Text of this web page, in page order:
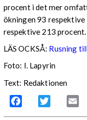
procent i det mer
ökningen 93
respektive 213 procent.
LÄS OCKSÅ: Rusning
Foto: I. Lapyrin
Text: Redaktionen
Facebook Twitter